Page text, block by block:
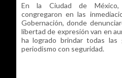
En la Ciudad de
congregaron en las
Gobernación, donde
libertad de expresión van en
ha logrado brindar todas las
periodismo con seguridad.